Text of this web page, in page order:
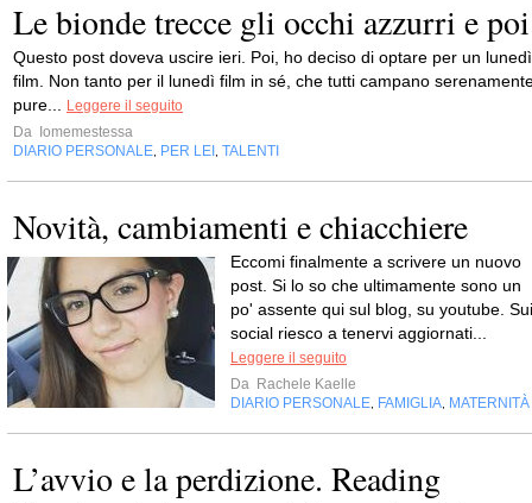
Le bionde trecce gli occhi azzurri e poi
Questo post doveva uscire ieri. Poi, ho deciso di optare per un lunedì
film. Non tanto per il lunedì film in sé, che tutti campano
pure...
Leggere il seguito
Da
Iomemestessa
DIARIO PERSONALE PER LEI TALENTI
Novità, cambiamenti e chiacchiere
Eccomi finalmente a scrivere un nuovo
post. Si lo so che ultimamente sono un
po' assente qui sul blog, su youtube. Sui
social riesco a tenervi aggiornati...
Leggere il seguito
Da Rachele Kaelle
DIARIO PERSONALE FAMIGLIA MATERNITÀ
L’avvio e la perdizione. Reading